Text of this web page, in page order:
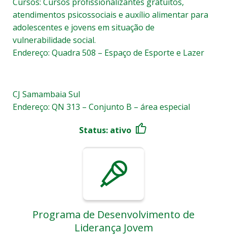
atendimentos psicossociais e auxílio alimentar para
adolescentes e jovens em situação de
vulnerabilidade social.
Endereço: Quadra 508 – Espaço de Esporte e Lazer
CJ Samambaia Sul
Endereço: QN 313 – Conjunto B – área especial
Status: ativo
Programa de Desenvolvimento de
Liderança Jovem